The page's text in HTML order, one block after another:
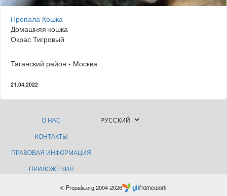
Пропала Кошка
Домашняя кошка
Окрас Тигровый
Таганский район - Москва
21.04.2022
О НАС
КОНТАКТЫ
ПРАВОВАЯ ИНФОРМАЦИЯ
ПРИЛОЖЕНИЯ
© Propala.org 2004-2026